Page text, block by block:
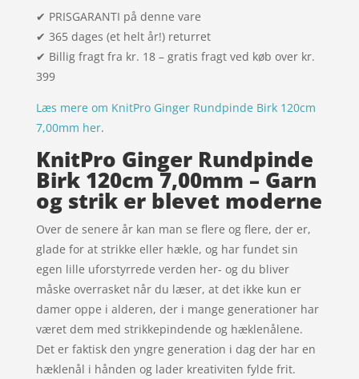
✔ PRISGARANTI på denne vare
✔ 365 dages (et helt år!) returret
✔ Billig fragt fra kr. 18 – gratis fragt ved køb over kr.
399
Læs mere om KnitPro Ginger Rundpinde Birk 120cm
7,00mm her.
KnitPro Ginger Rundpinde
Birk 120cm 7,00mm – Garn
og strik er blevet moderne
Over de senere år kan man se flere og flere, der er,
glade for at strikke eller hækle, og har fundet sin
egen lille uforstyrrede verden her- og du bliver
måske overrasket når du læser, at det ikke kun er
damer oppe i alderen, der i mange generationer har
været dem med strikkepindende og hæklenålene.
Det er faktisk den yngre generation i dag der har en
hæklenål i hånden og lader kreativiten fylde frit.